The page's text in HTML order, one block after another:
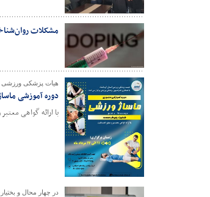
مشکلات
هیات پزشکی ورزشی
دوره آموزشی
با ارائه گواهی
در چهار محال و